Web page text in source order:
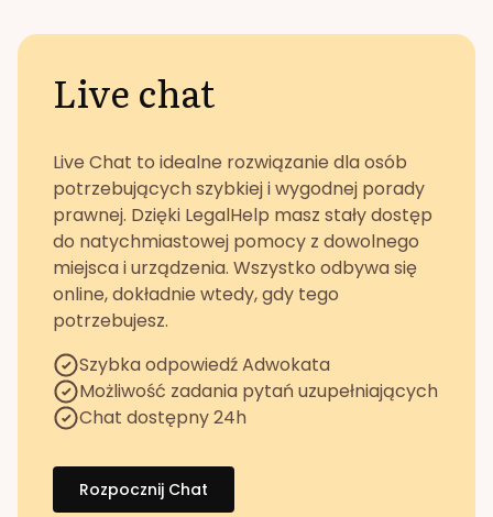
Live chat
Live Chat to idealne rozwiązanie dla osób
potrzebujących szybkiej i wygodnej porady
prawnej. Dzięki LegalHelp masz stały dostęp
do natychmiastowej pomocy z dowolnego
miejsca i urządzenia. Wszystko odbywa się
online, dokładnie wtedy, gdy tego
potrzebujesz.
Szybka odpowiedź Adwokata
Możliwość zadania pytań uzupełniających
Chat dostępny 24h
Rozpocznij Chat